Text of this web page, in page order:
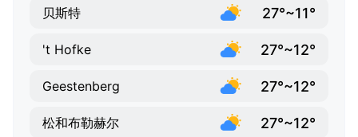
贝斯特 27°~11°
't Hofke 27°~12°
Geestenberg 27°~12°
松和布勒赫尔 27°~12°